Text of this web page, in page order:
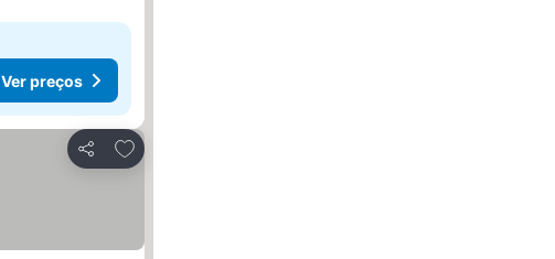
Ver preços
Partilhar
Adicionar aos favoritos